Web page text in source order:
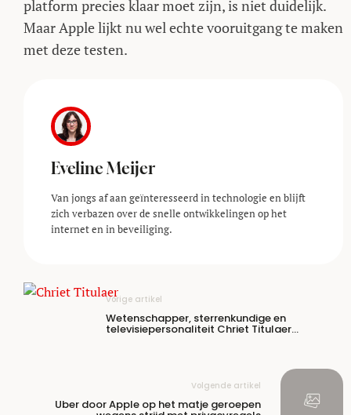
platform precies klaar moet zijn, is niet duidelijk.
Maar Apple lijkt nu wel echte vooruitgang te maken
met deze testen.
Eveline Meijer
Van jongs af aan geïnteresseerd in technologie en blijft
zich verbazen over de snelle ontwikkelingen op het
internet en in beveiliging.
Vorige artikel
Wetenschapper, sterrenkundige en
televisiepersonaliteit Chriet Titulaer
overleden
Volgende artikel
Uber door Apple op het matje geroepen